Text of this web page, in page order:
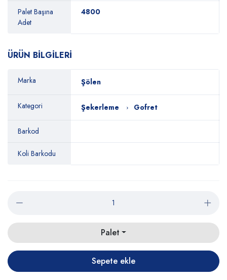
Palet Başına
Adet
4800
ÜRÜN BİLGİLERİ
Marka Şölen
Kategori Şekerleme Gofret
Barkod
Koli Barkodu
Palet
Sepete ekle